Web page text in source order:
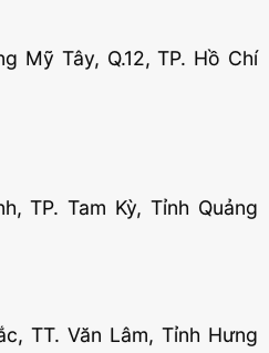
Mỹ Tây, Q.12, TP. Hồ Chí
TP. Tam Kỳ, Tỉnh Quảng
TT. Văn Lâm, Tỉnh Hưng